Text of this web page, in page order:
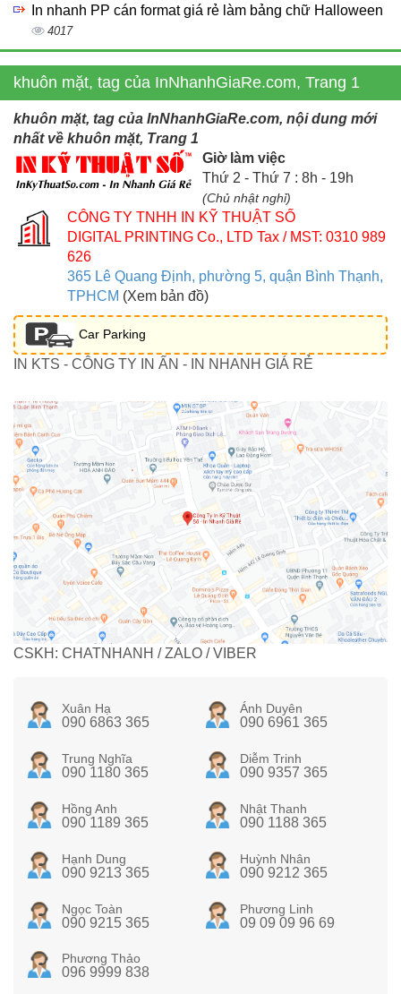
In nhanh PP cán format giá rẻ làm bảng chữ Halloween
4017
khuôn mặt, tag của InNhanhGiaRe.com, Trang 1
khuôn mặt, tag của InNhanhGiaRe.com, nội dung mới
nhất về khuôn mặt, Trang 1
Giờ làm việc
Thứ 2 - Thứ 7 : 8h - 19h
(Chủ nhật nghỉ)
CÔNG TY TNHH IN KỸ THUẬT SỐ
DIGITAL PRINTING Co., LTD Tax / MST: 0310 989
626
365 Lê Quang Định, phường 5, quận Bình Thạnh,
TPHCM (Xem bản đồ)
Car Parking
IN KTS - CÔNG TY IN ẤN - IN NHANH GIÁ RẺ
CSKH: CHATNHANH / ZALO / VIBER
Xuân Hạ
090 6863 365
Ánh Duyên
090 6961 365
Trung Nghĩa
090 1180 365
Diễm Trinh
090 9357 365
Hồng Anh
090 1189 365
Nhật Thanh
090 1188 365
Hạnh Dung
090 9213 365
Huỳnh Nhân
090 9212 365
Ngọc Toàn
090 9215 365
Phương Linh
09 09 09 96 69
Phương Thảo
096 9999 838